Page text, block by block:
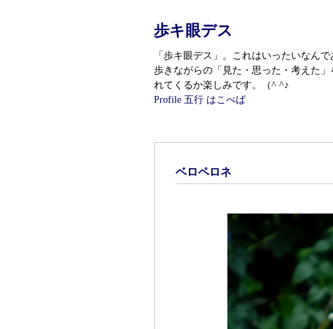
歩キ眼デス
「歩キ眼デス」。これはいったいなん
歩きながらの「見た・思った・考えた
れてくるか楽しみです。（^ ^♪
Profile 五行 はこべば
ベロペロネ